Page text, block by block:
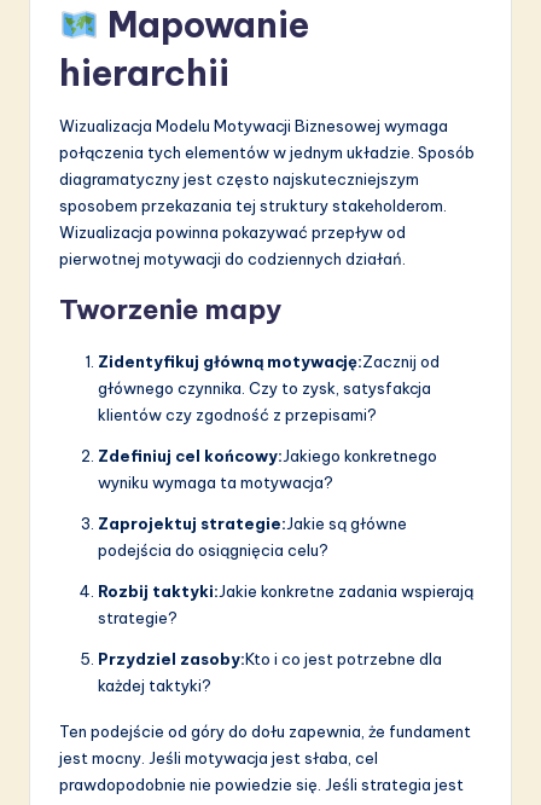
Mapowanie
hierarchii
Wizualizacja Modelu Motywacji Biznesowej wymaga
połączenia tych elementów w jednym układzie. Sposób
diagramatyczny jest często najskuteczniejszym
sposobem przekazania tej struktury stakeholderom.
Wizualizacja powinna pokazywać przepływ od
pierwotnej motywacji do codziennych działań.
Tworzenie mapy
Zidentyfikuj główną motywację:Zacznij od
głównego czynnika. Czy to zysk, satysfakcja
klientów czy zgodność z przepisami?
Zdefiniuj cel końcowy:Jakiego konkretnego
wyniku wymaga ta motywacja?
Zaprojektuj strategie:Jakie są główne
podejścia do osiągnięcia celu?
Rozbij taktyki:Jakie konkretne zadania wspierają
strategie?
Przydziel zasoby:Kto i co jest potrzebne dla
każdej taktyki?
Ten podejście od góry do dołu zapewnia, że fundament
jest mocny. Jeśli motywacja jest słaba, cel
prawdopodobnie nie powiedzie się. Jeśli strategia jest